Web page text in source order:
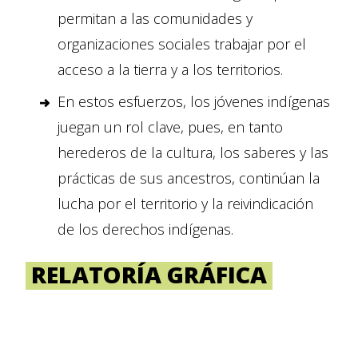
permitan a las comunidades y
organizaciones sociales trabajar por el
acceso a la tierra y a los territorios.
En estos esfuerzos, los jóvenes indígenas
juegan un rol clave, pues, en tanto
herederos de la cultura, los saberes y las
prácticas de sus ancestros, continúan la
lucha por el territorio y la reivindicación
de los derechos indígenas.
RELATORÍA GRÁFICA